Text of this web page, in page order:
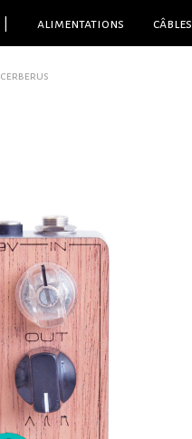
alimentations câbles
cerberus